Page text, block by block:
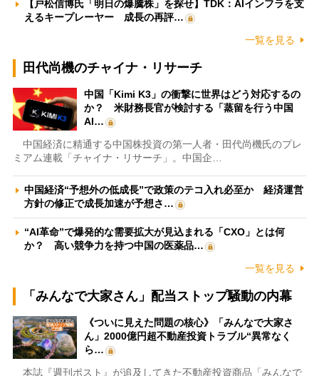
【戸松信博氏「明日の爆騰株」を探せ】TDK：AIインフラを支
えるキープレーヤー 成長の再評…
一覧を見る
田代尚機のチャイナ・リサーチ
中国「Kimi K3」の衝撃に世界はどう対応するの
か？ 米財務長官が検討する「蒸留を行う中国
AI…
中国経済に精通する中国株投資の第一人者・田代尚機氏のプレ
ミアム連載「チャイナ・リサーチ」。中国企…
中国経済“予想外の低成長”で政策のテコ入れ必至か 経済運営
方針の修正で成長加速が予想さ…
“AI革命”で爆発的な需要拡大が見込まれる「CXO」とは何
か？ 高い競争力を持つ中国の医薬品…
一覧を見る
「みんなで大家さん」配当ストップ騒動の内幕
《ついに見えた問題の核心》「みんなで大家さ
ん」2000億円超不動産投資トラブル“異常なく
ら…
本誌『週刊ポスト』が追及してきた不動産投資商品「みんなで